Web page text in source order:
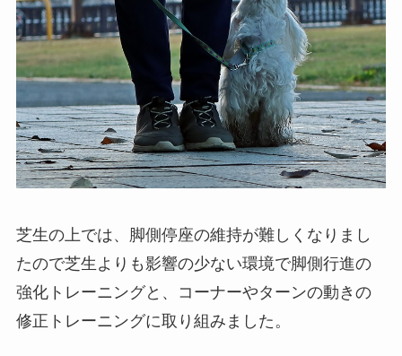
芝生の上では、脚側停座の維持が難しくなりまし
たので芝生よりも影響の少ない環境で脚側行進の
強化トレーニングと、コーナーやターンの動きの
修正トレーニングに取り組みました。